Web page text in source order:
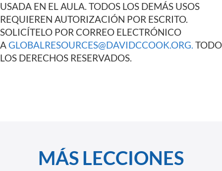
USADA EN EL AULA. TODOS LOS DEMÁS USOS
REQUIEREN AUTORIZACIÓN POR ESCRITO.
SOLICÍTELO POR CORREO ELECTRÓNICO
A GLOBALRESOURCES@DAVIDCCOOK.ORG.
LOS DERECHOS RESERVADOS.
MÁS LECCIONES